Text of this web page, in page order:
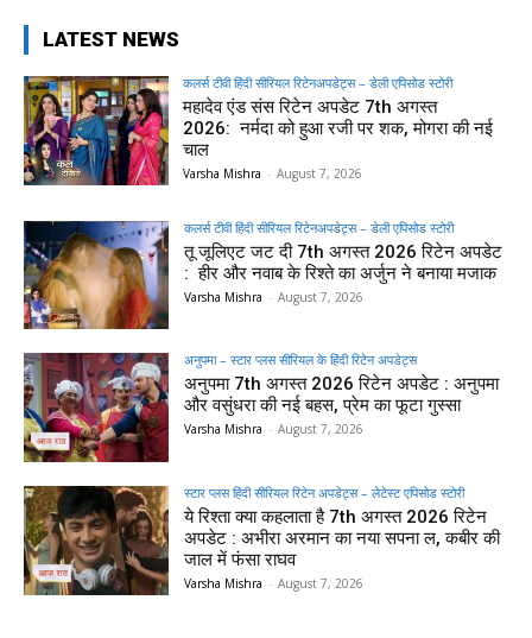
LATEST NEWS
कलर्स टीवी हिंदी सीरियल रिटेनअपडेट्स – डेली एपिसोड स्टोरी
महादेव एंड संस रिटेन अपडेट 7th अगस्त
2026: नर्मदा को हुआ रजी पर शक, मोगरा की नई
चाल
Varsha Mishra - August 7, 2026
कलर्स टीवी हिंदी सीरियल रिटेनअपडेट्स – डेली एपिसोड स्टोरी
तू जूलिएट जट दी 7th अगस्त 2026 रिटेन अपडेट
: हीर और नवाब के रिश्ते का अर्जुन ने बनाया मजाक
Varsha Mishra - August 7, 2026
अनुपमा – स्टार प्लस सीरियल के हिंदी रिटेन अपडेट्स
अनुपमा 7th अगस्त 2026 रिटेन अपडेट : अनुपमा
और वसुंधरा की नई बहस, प्रेम का फूटा गुस्सा
Varsha Mishra - August 7, 2026
स्टार प्लस हिंदी सीरियल रिटेन अपडेट्स – लेटेस्ट एपिसोड स्टोरी
ये रिश्ता क्या कहलाता है 7th अगस्त 2026 रिटेन
अपडेट : अभीरा अरमान का नया सपना ल, कबीर की
जाल में फंसा राघव
Varsha Mishra - August 7, 2026